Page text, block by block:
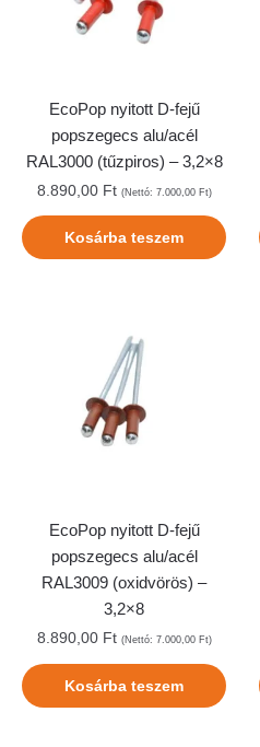
EcoPop nyitott D-fejű
popszegecs alu/acél
RAL3000 (tűzpiros) – 3,2×8
8.890,00 Ft (Nettó: 7.000,00 Ft)
Kosárba teszem
EcoPop nyitott D-fejű
popszegecs alu/acél
RAL3009 (oxidvörös) –
3,2×8
8.890,00 Ft (Nettó: 7.000,00 Ft)
Kosárba teszem